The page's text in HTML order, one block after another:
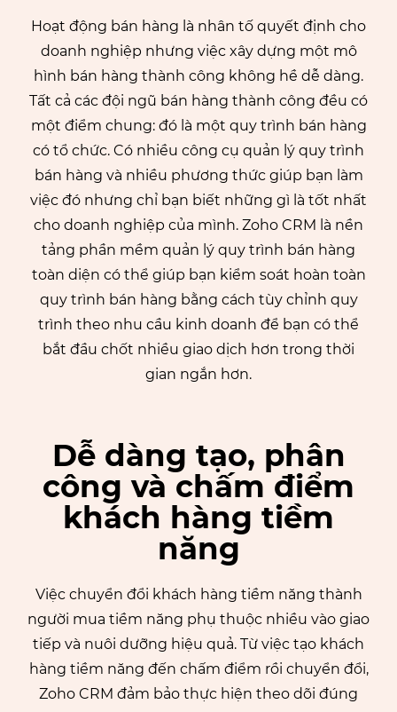
Hoạt động bán hàng là nhân tố quyết định cho
doanh nghiệp nhưng việc xây dựng một mô
hình bán hàng thành công không hề dễ dàng.
Tất cả các đội ngũ bán hàng thành công đều có
một điểm chung: đó là một quy trình bán hàng
có tổ chức. Có nhiều công cụ quản lý quy trình
bán hàng và nhiều phương thức giúp bạn làm
việc đó nhưng chỉ bạn biết những gì là tốt nhất
cho doanh nghiệp của mình. Zoho CRM là nền
tảng phần mềm quản lý quy trình bán hàng
toàn diện có thể giúp bạn kiểm soát hoàn toàn
quy trình bán hàng bằng cách tùy chỉnh quy
trình theo nhu cầu kinh doanh để bạn có thể
bắt đầu chốt nhiều giao dịch hơn trong thời
gian ngắn hơn.
Dễ dàng tạo, phân
công và chấm điểm
khách hàng tiềm
năng
Việc chuyển đổi khách hàng tiềm năng thành
người mua tiềm năng phụ thuộc nhiều vào giao
tiếp và nuôi dưỡng hiệu quả. Từ việc tạo khách
hàng tiềm năng đến chấm điểm rồi chuyển đổi,
Zoho CRM đảm bảo thực hiện theo dõi đúng